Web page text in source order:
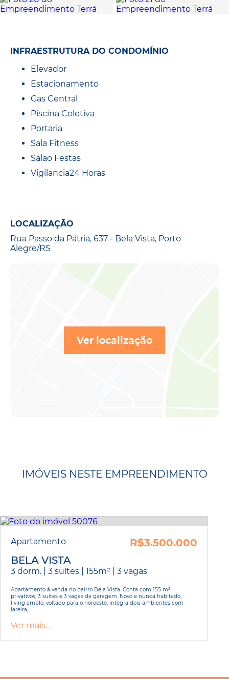
INFRAESTRUTURA DO CONDOMÍNIO
Elevador
Estacionamento
Gas Central
Piscina Coletiva
Portaria
Sala Fitness
Salao Festas
Vigilancia24 Horas
LOCALIZAÇÃO
Rua Passo da Pátria, 637 - Bela Vista, Porto
Alegre/RS
Ver localização
IMÓVEIS NESTE EMPREENDIMENTO
Apartamento
R$3.500.000
BELA VISTA
3 dorm. | 3 suítes | 155m² | 3 vagas
Apartamento à venda no bairro Bela Vista. Conta com 155 m²
privativos, 3 suítes e 3 vagas de garagem. Novo e nunca habitado,
living amplo, voltado para o noroeste, integra dois ambientes com
lareira,...
Ver mais...